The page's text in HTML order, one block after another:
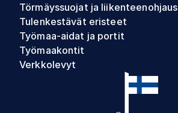
Törmäyssuojat ja liikenteenohjaus
Tulenkestävät eristeet
Työmaa-aidat ja portit
Työmaakontit
Verkkolevyt